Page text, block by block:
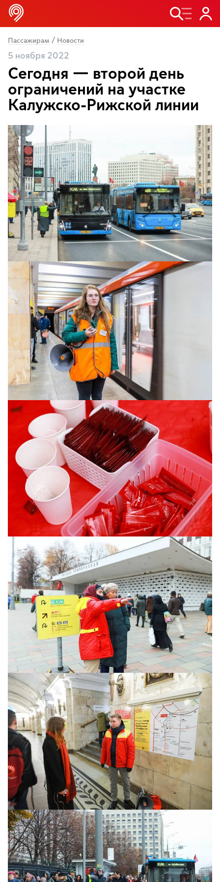
Пассажирам / Новости
5 ноября 2022
Сегодня — второй день
ограничений на участке
Калужско-Рижской линии